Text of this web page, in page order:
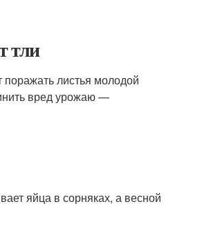
тли
листья молодой
вред урожаю —
яйца в сорняках, а весной